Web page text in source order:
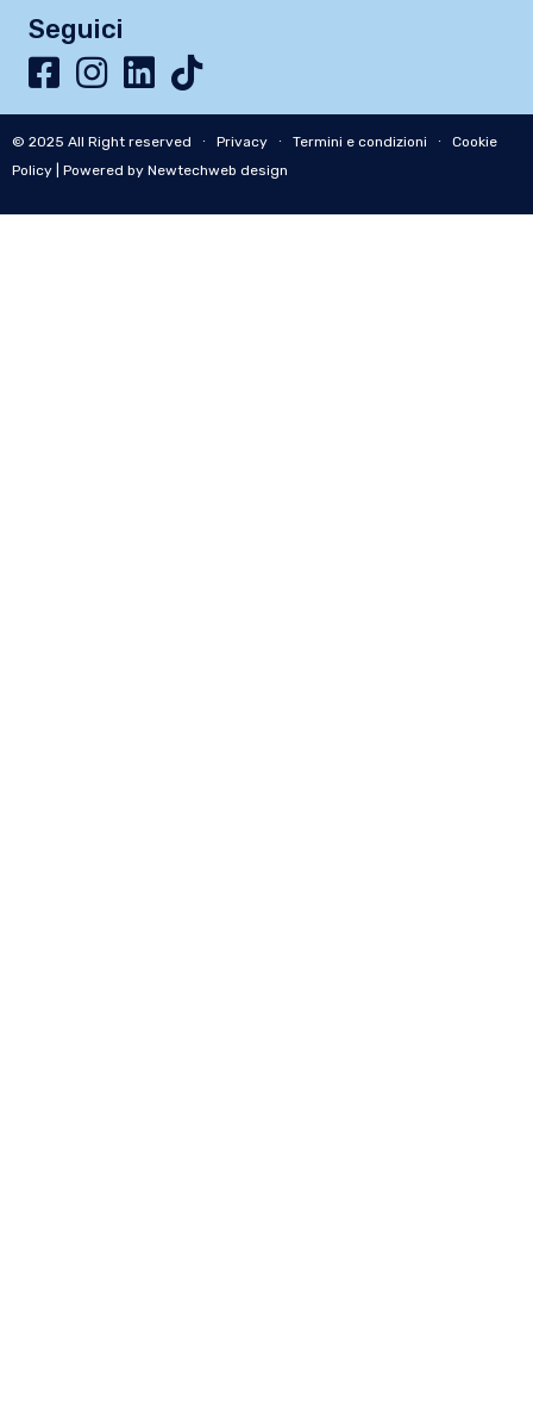
Seguici
© 2025 All Right reserved ∙ Privacy ∙ Termini e condizioni ∙ Cookie
Policy | Powered by Newtechweb design